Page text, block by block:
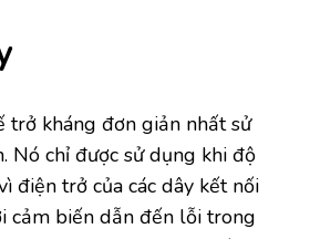
trở kháng đơn giản nhất sử
Nó chỉ được sử dụng khi độ
điện trở của các dây kết nối
cảm biến dẫn đến lỗi trong